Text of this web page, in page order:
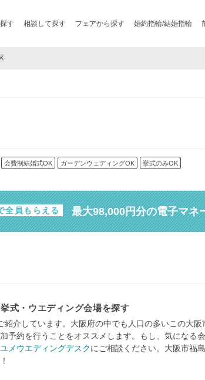
す 相談して探す フェアから探す 婚約指輪/結婚指輪
会費制結婚式OK ガーデンウェディングOK 挙式のみOK
全員もらえる 最大98,000円分の電子マネ
式・ウエディング会場を探す
介しています。大阪府の中でも人口の多いこの大
予約を行うことをオススメします。もし、気になる
メウエディングデスクにご相談ください。大阪市福